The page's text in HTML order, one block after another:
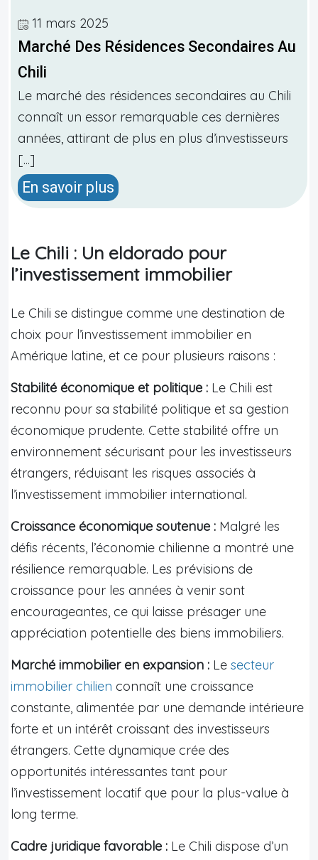
11 mars 2025
Marché Des Résidences Secondaires Au
Chili
Le marché des résidences secondaires au Chili
connaît un essor remarquable ces dernières
années, attirant de plus en plus d’investisseurs
[...]
En savoir plus
Le Chili : Un eldorado pour
l’investissement immobilier
Le Chili se distingue comme une destination de
choix pour l’investissement immobilier en
Amérique latine, et ce pour plusieurs raisons :
Stabilité économique et politique : Le Chili est
reconnu pour sa stabilité politique et sa gestion
économique prudente. Cette stabilité offre un
environnement sécurisant pour les investisseurs
étrangers, réduisant les risques associés à
l’investissement immobilier international.
Croissance économique soutenue : Malgré les
défis récents, l’économie chilienne a montré une
résilience remarquable. Les prévisions de
croissance pour les années à venir sont
encourageantes, ce qui laisse présager une
appréciation potentielle des biens immobiliers.
Marché immobilier en expansion : Le secteur
immobilier chilien connaît une croissance
constante, alimentée par une demande intérieure
forte et un intérêt croissant des investisseurs
étrangers. Cette dynamique crée des
opportunités intéressantes tant pour
l’investissement locatif que pour la plus-value à
long terme.
Cadre juridique favorable : Le Chili dispose d’un